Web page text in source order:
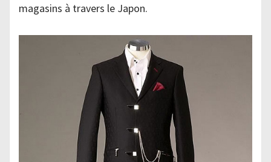
magasins à travers le Japon.